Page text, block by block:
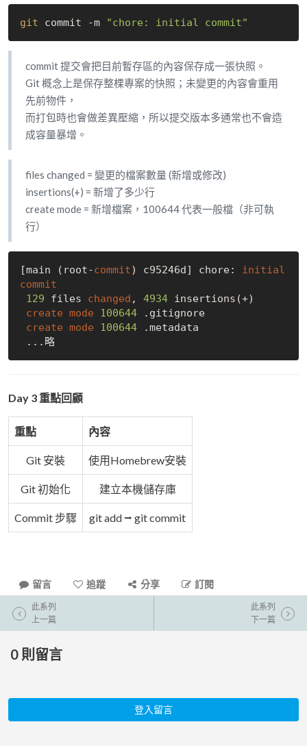
git commit -m "chore: initial commit"
commit 提交會把目前暫存區的內容保存成一張快照。
Git 概念上是保存整棵專案的快照；未變更的內容會重用
先前物件，
而打包時也會做差異壓縮，所以提交版本多通常也不會造
成容量暴增。
files changed = 變更的檔案數量 (新增或修改)
insertions(+) = 新增了多少行
create mode = 新增檔案，100644 代表一般檔（非可執
行）
[main (root-commit) c95246d] chore:
initial
commit
129 files changed , 4934 insertions(+)
create mode 100644 .gitignore
create mode 100644 .metadata
...略
Day 3 重點回顧
重點 內容
Git 安裝 使用Homebrew安裝
Git 初始化 建立本機儲存庫
Commit 步驟 git add ⭢ git commit
留言 追蹤 分享 訂閱
此系列
上一篇
此系列
下一篇
0 則留言
登入留言